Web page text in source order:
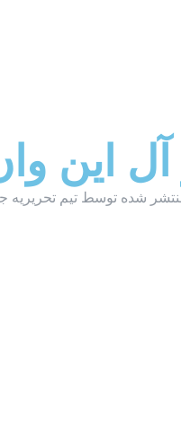
آل این
شده توسط تیم تحریریه